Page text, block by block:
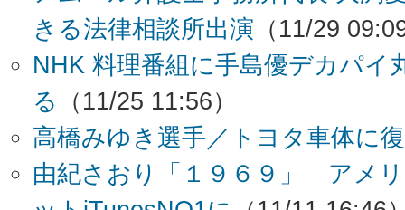
きる法律相談所出演 （11/29
NHK 料理番組に手島優デカパイ
る
（11/25 11:56）
高橋みゆき選手／トヨタ車体に
由紀さおり「１９６９」 アメ